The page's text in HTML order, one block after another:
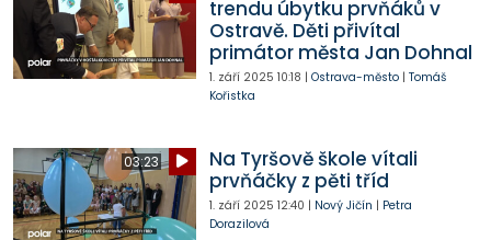
trendu úbytku prvňáků v
Ostravě. Děti přivítal
primátor města Jan Dohnal
1. září 2025 10:18 | Ostrava-město| Tomáš
Kořistka
03:23
Na Tyršově škole vítali
prvňáčky z pěti tříd
1. září 2025 12:40 | Nový Jičín | Petra
Dorazilová